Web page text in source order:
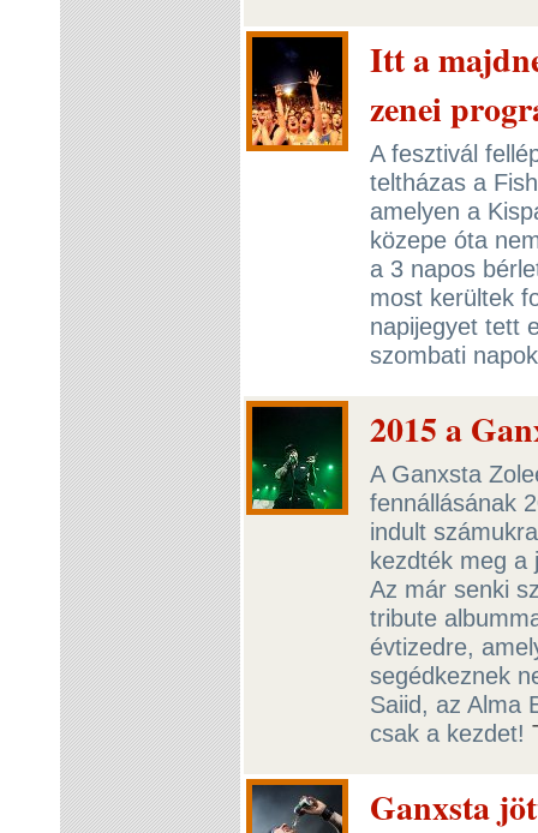
Itt a
zenei
A fesztivál
teltházas a
amelyen a
közepe óta
a 3 napos
most kerültek
napijegyet tett
szombati
2015 a
A Ganxsta
fennállásának
indult
kezdték meg a
Az már senki
tribute
évtizedre,
segédkeznek
Saiid, az Alma
csak a kezdet!
Ganxsta